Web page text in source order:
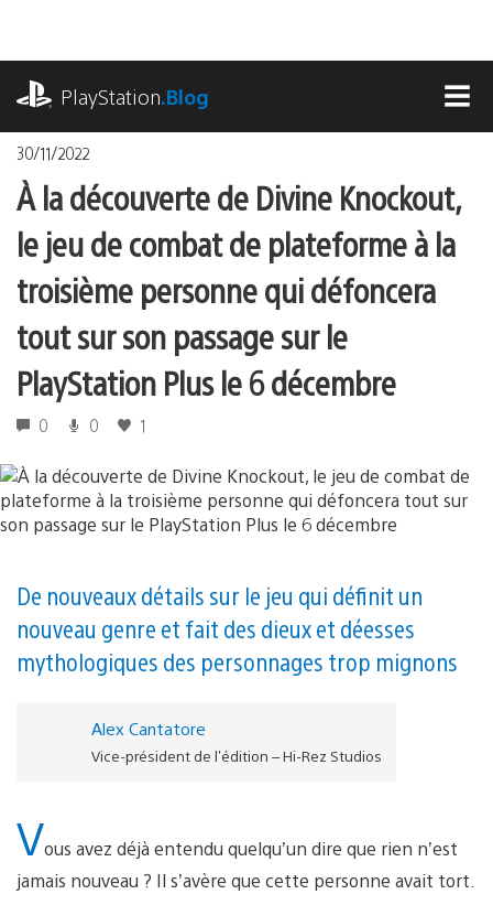
contenu
PlayStation.Blog
30/11/2022
À la découverte de Divine Knockout,
le jeu de combat de plateforme à la
troisième personne qui défoncera
tout sur son passage sur le
PlayStation Plus le 6 décembre
0 0 1
De nouveaux détails sur le jeu qui définit un
nouveau genre et fait des dieux et déesses
mythologiques des personnages trop mignons
Alex Cantatore
Vice-président de l'édition – Hi-Rez Studios
Vous avez déjà entendu quelqu’un dire que rien n’est
jamais nouveau ? Il s’avère que cette personne avait tort.